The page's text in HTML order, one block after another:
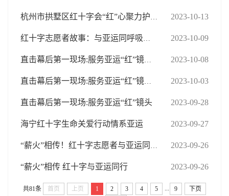
杭州市拱墅区红十字会“红”心聚力护航亚运 2023-10-13
红十字志愿者故事：与亚运同呼吸、同感受 2023-10-09
直击幕后第一现场:服务亚运“红”镜头③ 2023-10-08
直击幕后第一现场:服务亚运“红”镜头② 2023-10-03
直击幕后第一现场:服务亚运“红”镜头 2023-09-28
海宁红十字生命关爱行动情系亚运 2023-09-27
“薪火”相传！红十字志愿者与亚运同行 2023-09-26
“薪火”相传 红十字与亚运同行 2023-09-26
共81条 首页 上页 1 2 3 4 5 9
下页